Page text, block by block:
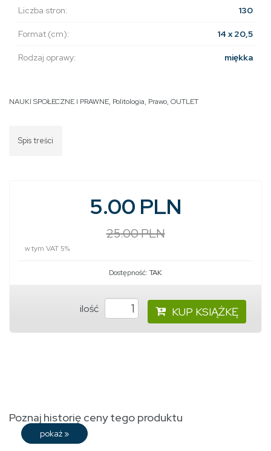
Liczba stron: 130
Format (cm): 14 x 20,5
Rodzaj oprawy: miękka
NAUKI SPOŁECZNE I PRAWNE, Politologia, Prawo, OUTLET
Spis treści
5.00 PLN
25.00 PLN
w tym VAT 5%
Dostępność: TAK
ilość KUP KSIĄŻKĘ
Poznaj historię ceny tego produktu
pokaż »